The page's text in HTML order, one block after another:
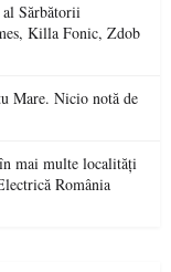
Sărbătorii
Killa Fonic, Zdob
Mare. Nicio notă de
mai multe localități
România